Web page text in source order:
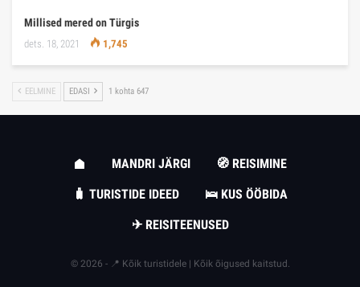
Millised mered on Türgis
dets. 18, 2021 1,745
EELMINE EDASI 1 kohta 647
MANDRI JÄRGI
🧭 REISIMINE
🧳 TURISTIDE IDEED
🛌 KUS ÖÖBIDA
✈ REISITEENUSED
© 2026 - 📍 Kõik turistidele | Kõik õigused kaitstud.